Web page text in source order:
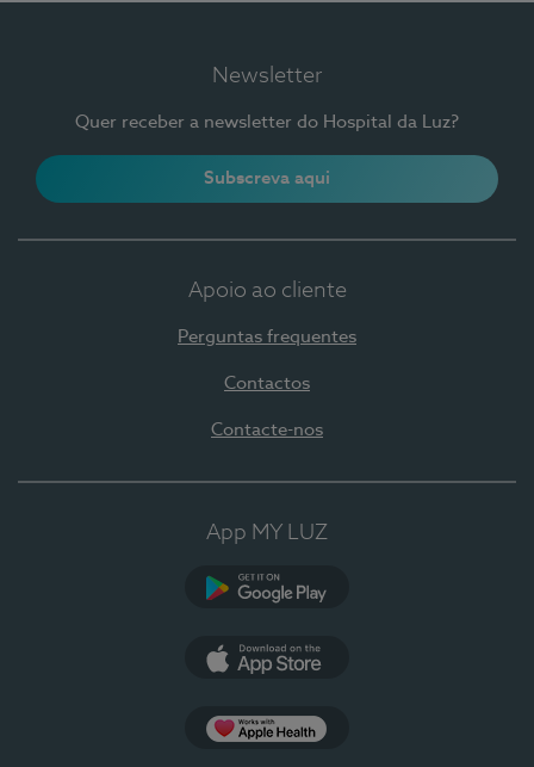
Newsletter
Quer receber a newsletter do Hospital da Luz?
Subscreva aqui
Apoio ao cliente
Perguntas frequentes
Contactos
Contacte-nos
App MY LUZ